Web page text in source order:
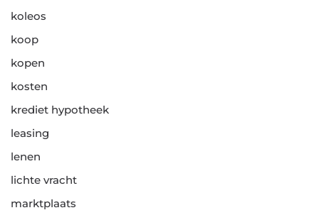
koleos
koop
kopen
kosten
krediet hypotheek
leasing
lenen
lichte vracht
marktplaats